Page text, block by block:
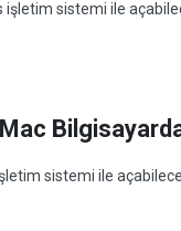
işletim sistemi ile
sistemi ile